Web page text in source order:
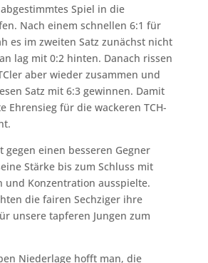
Spiel in die
Nach einem schnellen 6:1 für
es im zweiten Satz zunächst nicht
lag mit 0:2 hinten. Danach rissen
aber wieder zusammen und
Satz mit 6:3 gewinnen. Damit
Ehrensieg für die wackeren TCH-
gegen einen besseren Gegner
Stärke bis zum Schluss mit
und Konzentration ausspielte.
die fairen Sechziger ihre
unsere tapferen Jungen zum
Niederlage hofft man, die